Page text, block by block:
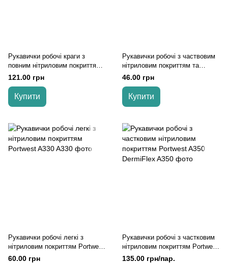
Рукавички робочі краги з
повним нітриловим покриттям
Portwest A302, Синій, L
121.00 грн
Купити
Рукавички робочі з частвовим
нітриловим покриттям та
трикотажною манжетою
Portwest A310 Flexo Grip,
Сірий, L
46.00 грн
Купити
Рукавички робочі легкі з
нітриловим покриттям Portwest
A330, Жовтий, L
60.00 грн
Рукавички робочі з частковим
нітриловим покриттям Portwest
A350 DermiFlex, Чорний, L
135.00 грн/пар.